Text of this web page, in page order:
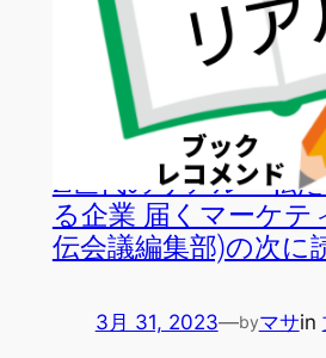
Z世代のリアル～私た
る企業 届くマーケテ
伝会議編集部)の次に
3月 31, 2023—byマサin